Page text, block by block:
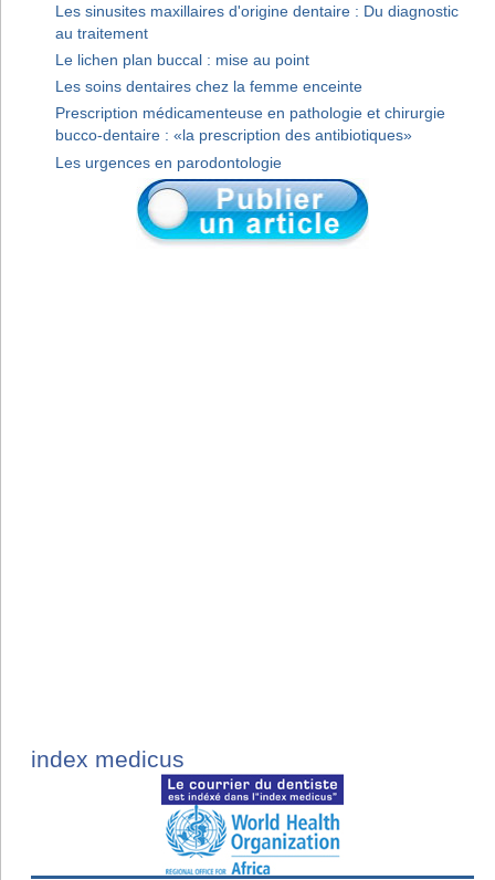
Les sinusites maxillaires d'origine dentaire : Du diagnostic
au traitement
Le lichen plan buccal : mise au point
Les soins dentaires chez la femme enceinte
Prescription médicamenteuse en pathologie et chirurgie
bucco-dentaire : «la prescription des antibiotiques»
Les urgences en parodontologie
index medicus